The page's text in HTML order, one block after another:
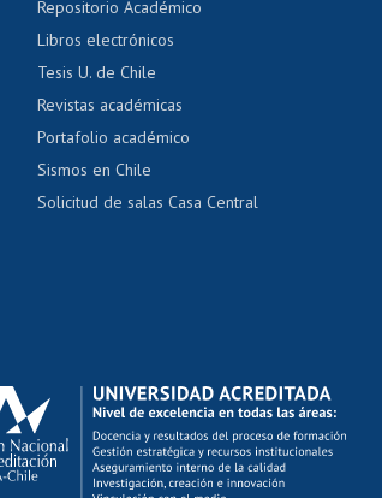
Denuncias administrativas
Repositorio Académico
Libros electrónicos
Tesis U. de Chile
Revistas académicas
Portafolio académico
Sismos en Chile
Solicitud de salas Casa Central